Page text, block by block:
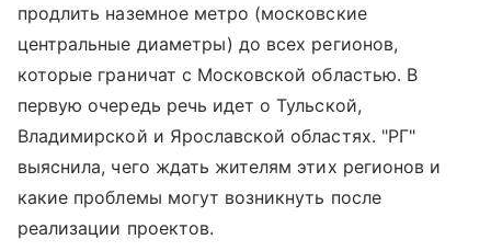
продлить наземное метро (московские
центральные диаметры) до всех регионов,
которые граничат с Московской областью. В
первую очередь речь идет о Тульской,
Владимирской и Ярославской областях. "РГ"
выяснила, чего ждать жителям этих регионов и
какие проблемы могут возникнуть после
реализации проектов.